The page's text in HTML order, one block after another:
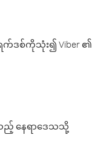
ဒစ်ကိုသုံး၍ Viber ၏
ည့် နေရာဒေသသို့